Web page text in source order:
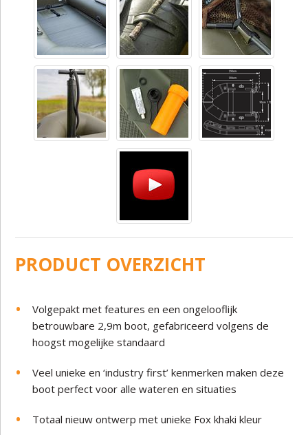
PRODUCT OVERZICHT
Volgepakt met features en een ongelooflijk
betrouwbare 2,9m boot, gefabriceerd volgens de
hoogst mogelijke standaard
Veel unieke en ‘industry first’ kenmerken maken deze
boot perfect voor alle wateren en situaties
Totaal nieuw ontwerp met unieke Fox khaki kleur